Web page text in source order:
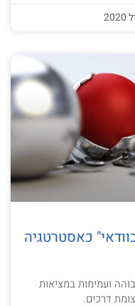
כאסטרטגיה
ועמימות במציאות
דרכים.